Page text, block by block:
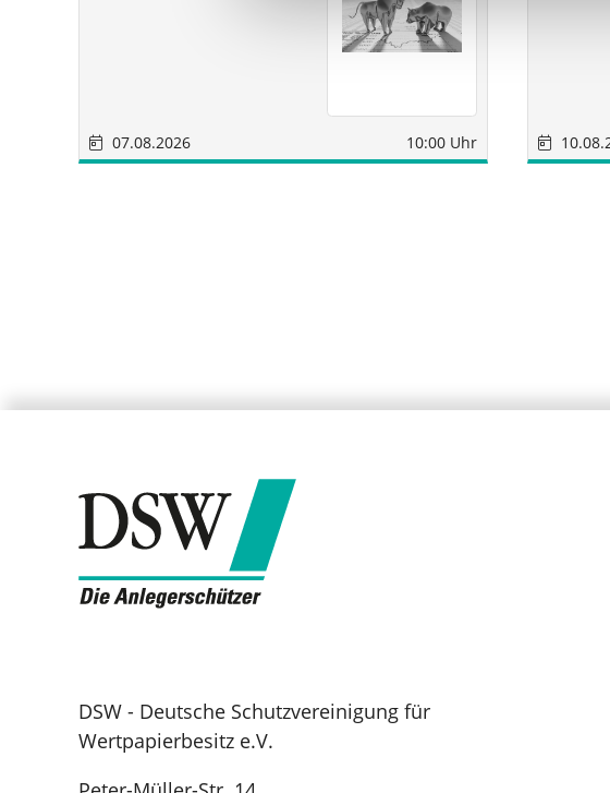
07.08.2026 10:00 Uhr
DSW - Deutsche Schutzvereinigung für
Wertpapierbesitz e.V.